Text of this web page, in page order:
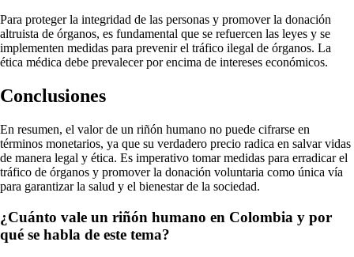
Para proteger la integridad de las personas y promover la donación
altruista de órganos, es fundamental que se refuercen las leyes y se
implementen medidas para prevenir el tráfico ilegal de órganos. La
ética médica debe prevalecer por encima de intereses económicos.
Conclusiones
En resumen, el valor de un riñón humano no puede cifrarse en
términos monetarios, ya que su verdadero precio radica en salvar vidas
de manera legal y ética. Es imperativo tomar medidas para erradicar el
tráfico de órganos y promover la donación voluntaria como única vía
para garantizar la salud y el bienestar de la sociedad.
¿Cuánto vale un riñón humano en Colombia y por
qué se habla de este tema?